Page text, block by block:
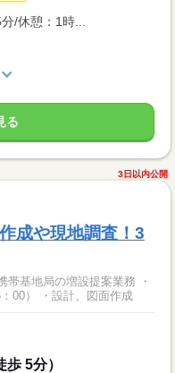
/休憩：1時...
る
3日以内公開
成や現地調査！3
帯基地局の増設提案業務 ・
00） ・設計、図面作成
5分）